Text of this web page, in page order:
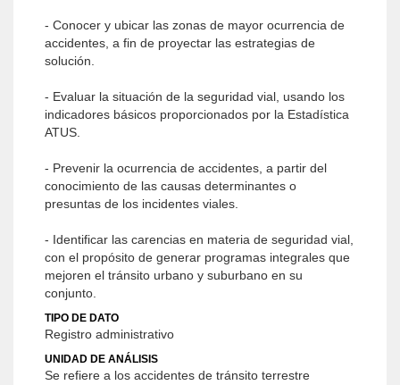
- Conocer y ubicar las zonas de mayor ocurrencia de
accidentes, a fin de proyectar las estrategias de
solución.
- Evaluar la situación de la seguridad vial, usando los
indicadores básicos proporcionados por la Estadística
ATUS.
- Prevenir la ocurrencia de accidentes, a partir del
conocimiento de las causas determinantes o
presuntas de los incidentes viales.
- Identificar las carencias en materia de seguridad vial,
con el propósito de generar programas integrales que
mejoren el tránsito urbano y suburbano en su
conjunto.
TIPO DE DATO
Registro administrativo
UNIDAD DE ANÁLISIS
Se refiere a los accidentes de tránsito terrestre